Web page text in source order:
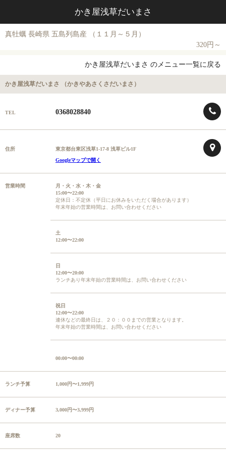
かき屋浅草だいまさ
真牡蠣 長崎県 五島列島産 （１１月～５月）
320円～
かき屋浅草だいまさ のメニュー一覧に戻る
かき屋浅草だいまさ （かきやあさくさだいまさ）
TEL 0368028840
住所
東京都台東区浅草1-17-8 浅草ビル1F
Googleマップで開く
営業時間
月・火・水・木・金
15:00〜22:00
定休日：不定休（平日にお休みをいただく場合があります）
年末年始の営業時間は、お問い合わせください
土
12:00〜22:00
日
12:00〜20:00
ランチあり年末年始の営業時間は、お問い合わせください
祝日
12:00〜22:00
連休などの最終日は、２０：００までの営業となります。
年末年始の営業時間は、お問い合わせください
00:00〜00:00
ランチ予算 1,000円〜1,999円
ディナー予算 3,000円〜3,999円
座席数 20